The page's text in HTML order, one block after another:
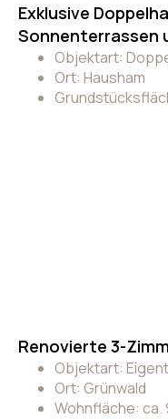
Exklusive
Sonnenterrassen
Objektart:
Ort: Hausham
Renovierte 3-
Objektart:
Ort: Grünwald
Wohnfläche: ca.